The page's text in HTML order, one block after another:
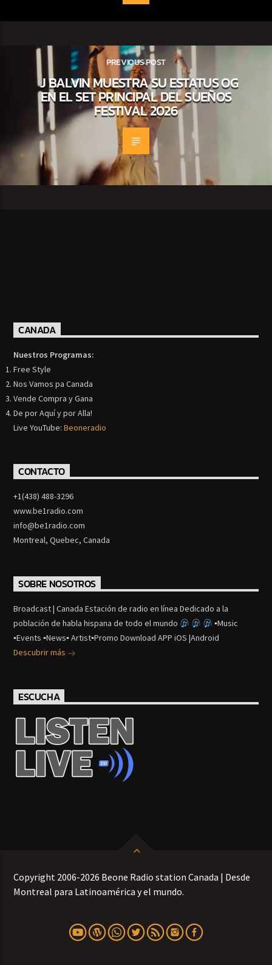
PREVIOUS POST
J BALVIN MUESTRA SU ESTATUS OG
EN EL SET PRINCIPAL DEL SUEÑOS
FESTIVAL 2026
CANADA
Nuestros Programas:
Free Style
Nos Vamos pa Canada
Vende Compra y Gana
De por Aquí y por Alla!
Live YouTube:Beoneradio
CONTACTO
+1(438) 488-3296
www.be1radio.com
info@be1radio.com
Montreal, Quebec, Canada
SOBRE NOSOTROS
Broadcast | Canada Estación de radio en línea Dedicado a la
población de habla hispana de todo el mundo
▪Music
▪Events ▪News▪ Artist▪Promo Download APP iOS |Android
Descubrir más
ESCUCHA
Copyright 2006-2026 Beone Radio station Canada | Desde
Montreal para Latinoamérica y el mundo.